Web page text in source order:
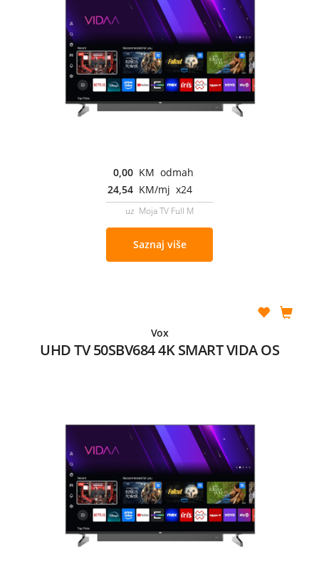
0,00 KM odmah
24,54 KM/mj x24
uz Moja TV Full M
Saznaj više
Vox
UHD TV 50SBV684 4K SMART VIDA OS